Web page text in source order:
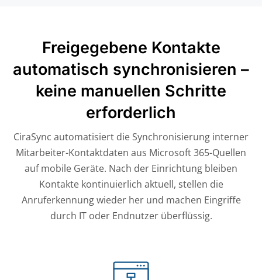
Freigegebene Kontakte
automatisch synchronisieren –
keine manuellen Schritte
erforderlich
CiraSync automatisiert die Synchronisierung interner
Mitarbeiter-Kontaktdaten aus Microsoft 365-Quellen
auf mobile Geräte. Nach der Einrichtung bleiben
Kontakte kontinuierlich aktuell, stellen die
Anruferkennung wieder her und machen Eingriffe
durch IT oder Endnutzer überflüssig.